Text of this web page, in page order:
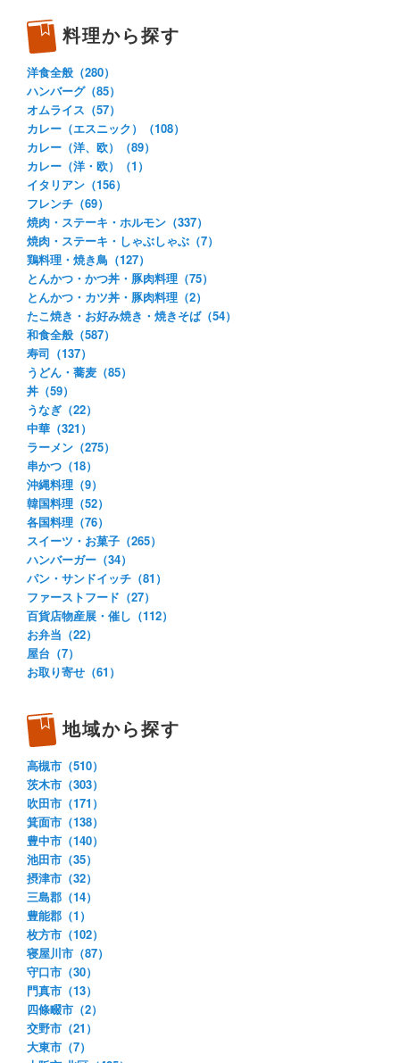
料理から探す
洋食全般（280）
ハンバーグ（85）
オムライス（57）
カレー（エスニック）（108）
カレー（洋、欧）（89）
カレー（洋・欧）（1）
イタリアン（156）
フレンチ（69）
焼肉・ステーキ・ホルモン（337）
焼肉・ステーキ・しゃぶしゃぶ（7）
鶏料理・焼き鳥（127）
とんかつ・かつ丼・豚肉料理（75）
とんかつ・カツ丼・豚肉料理（2）
たこ焼き・お好み焼き・焼きそば（54）
和食全般（587）
寿司（137）
うどん・蕎麦（85）
丼（59）
うなぎ（22）
中華（321）
ラーメン（275）
串かつ（18）
沖縄料理（9）
韓国料理（52）
各国料理（76）
スイーツ・お菓子（265）
ハンバーガー（34）
パン・サンドイッチ（81）
ファーストフード（27）
百貨店物産展・催し（112）
お弁当（22）
屋台（7）
お取り寄せ（61）
地域から探す
高槻市（510）
茨木市（303）
吹田市（171）
箕面市（138）
豊中市（140）
池田市（35）
摂津市（32）
三島郡（14）
豊能郡（1）
枚方市（102）
寝屋川市（87）
守口市（30）
門真市（13）
四條畷市（2）
交野市（21）
大東市（7）